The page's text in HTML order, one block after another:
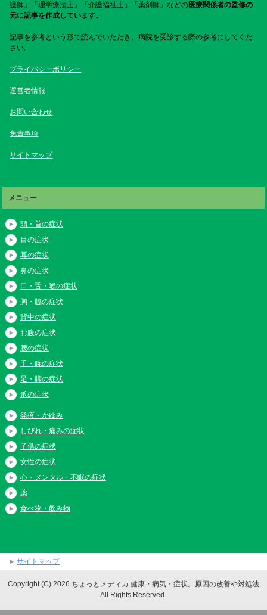
護師」「理学療法士」「介護福祉士」「薬剤師」などの医療関係者の監修の
元に記事を作成しています。
記事を参考という形で読んでいただき、病院を受診する際の参考にしてくだ
さい。
プライバシーポリシー
運営者情報
お問い合わせ
免責事項
サイトマップ
メニュー
頭・首の症状
目の症状
耳の症状
鼻の症状
口・舌・喉の症状
胸・脇の症状
背中の症状
お腹の症状
腰の症状
手・腕の症状
足・脚の症状
爪の症状
発疹・かゆみ
しびれ・痛みの症状
子供の症状
女性の症状
心・メンタル・不眠の症状
薬
食べ物・飲み物
サイトマップ
Copyright (C) 2026 ちょっとメディカ 健康・病気・症状。原因の改善や対処法
All Rights Reserved.